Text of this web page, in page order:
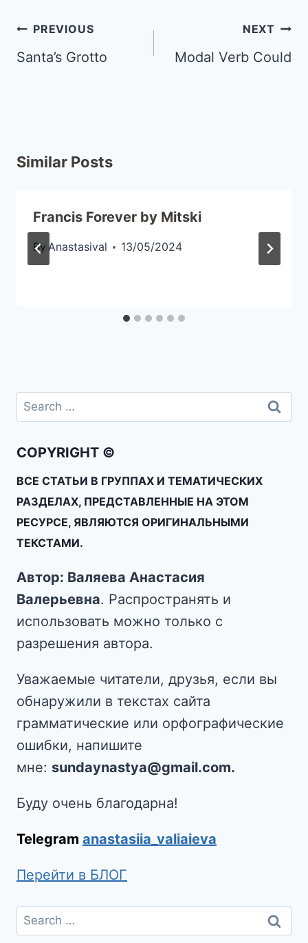
PREVIOUS
Santa’s Grotto
NEXT
Modal Verb Could
Similar Posts
Francis Forever by Mitski
By Anastasival 13/05/2024
COPYRIGHT ©
ВСЕ СТАТЬИ В ГРУППАХ И ТЕМАТИЧЕСКИХ
РАЗДЕЛАХ, ПРЕДСТАВЛЕННЫЕ НА ЭТОМ
РЕСУРСЕ, ЯВЛЯЮТСЯ ОРИГИНАЛЬНЫМИ
ТЕКСТАМИ.
Автор: Валяева Анастасия
Валерьевна. Распространять и
использовать можно только с
разрешения автора.
Уважаемые читатели, друзья, если вы
обнаружили в текстах сайта
грамматические или орфографические
ошибки, напишите
мне: sundaynastya@gmail.com.
Буду очень благодарна!
Telegram anastasiia_valiaieva
Перейти в БЛОГ